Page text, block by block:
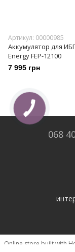
Артикул: 00000985
Аккумулятор для
Energy FEP-12100
7 995 грн
068
Online store built with